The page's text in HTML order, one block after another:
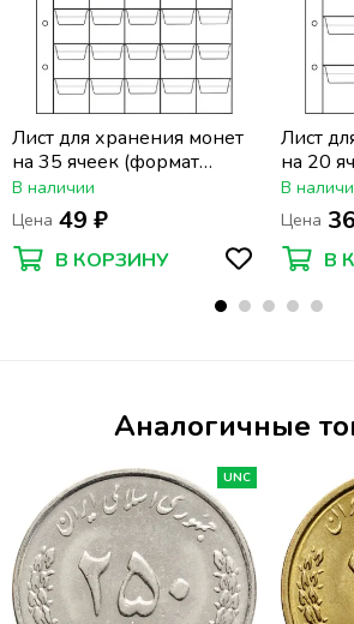
Лист для хранения монет
на 35 ячеек (формат
Optima) (200х250 мм)
В наличии
Цена 49 ₽
В КОРЗИНУ
Лист
на 20
Optima)
В
Цена
В
Аналогичные
UNC